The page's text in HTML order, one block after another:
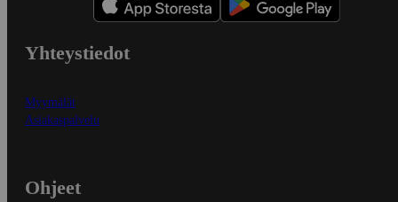
Yhteystiedot
Myymälät
Asiakaspalvelu
Ohjeet